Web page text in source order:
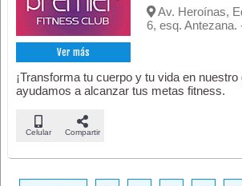
Ver más
Av. Heroínas,
6, esq. Antezana.
¡Transforma tu cuerpo y tu vida en
ayudamos a alcanzar tus metas fitness.
Celular Compartir